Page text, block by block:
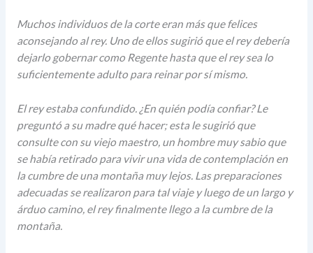
Muchos individuos de la corte eran más que felices
aconsejando al rey. Uno de ellos sugirió que el rey debería
dejarlo gobernar como Regente hasta que el rey sea lo
suficientemente adulto para reinar por sí mismo.
El rey estaba confundido. ¿En quién podía confiar? Le
preguntó a su madre qué hacer; esta le sugirió que
consulte con su viejo maestro, un hombre muy sabio que
se había retirado para vivir una vida de contemplación en
la cumbre de una montaña muy lejos. Las preparaciones
adecuadas se realizaron para tal viaje y luego de un largo y
árduo camino, el rey finalmente llego a la cumbre de la
montaña.